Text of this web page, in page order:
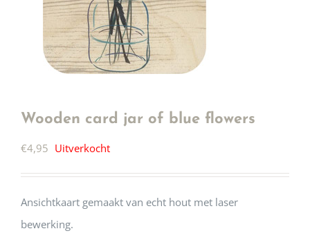
Wooden card jar of blue flowers
€4,95 Uitverkocht
Ansichtkaart gemaakt van echt hout met laser
bewerking.